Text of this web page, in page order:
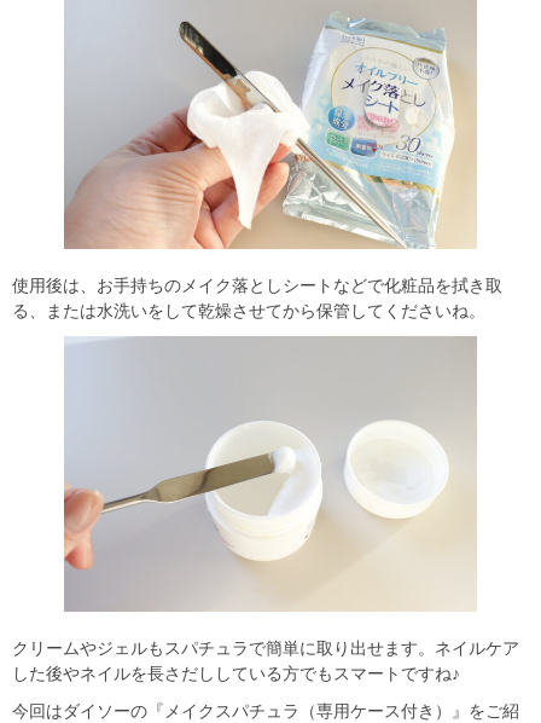
使用後は、お手持ちのメイク落としシートなどで化粧品を拭き取
る、または水洗いをして乾燥させてから保管してくださいね。
クリームやジェルもスパチュラで簡単に取り出せます。ネイルケア
した後やネイルを長さだししている方でもスマートですね♪
今回はダイソーの『メイクスパチュラ（専用ケース付き）』をご紹